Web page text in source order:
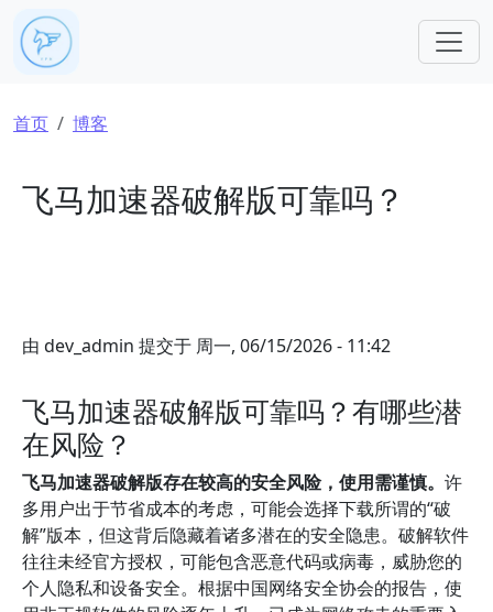
跳转到主要内容
面包屑
首页 博客
飞马加速器破解版可靠吗？
由 dev_admin 提交于 周一, 06/15/2026 - 11:42
飞马加速器破解版可靠吗？有哪些潜
在风险？
飞马加速器破解版存在较高的安全风险，使用需谨慎。 许
多用户出于节省成本的考虑，可能会选择下载所谓的“破
解”版本，但这背后隐藏着诸多潜在的安全隐患。破解软件
往往未经官方授权，可能包含恶意代码或病毒，威胁您的
个人隐私和设备安全。根据中国网络安全协会的报告，使